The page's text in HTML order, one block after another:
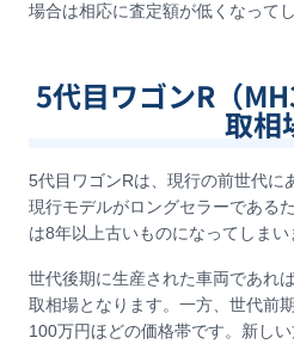
場合は相応に査定額が低くなってし
5代目ワゴンR（
取相
5代目ワゴンRは、現行の前世代に
現行モデルがロングセラーである
は8年以上古いものになってしまい
世代後期に生産された車両であれ
取相場となります。一方、世代前
100万円ほどの価格帯です。新し